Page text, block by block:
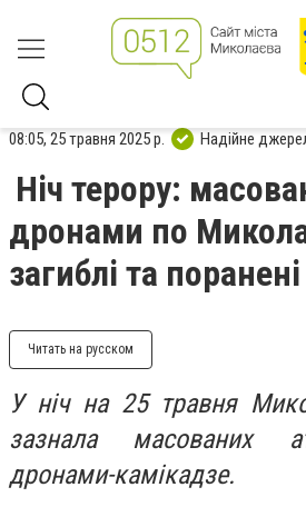
08:05, 25 травня 2025 р. Надійне
Ніч терору:
дронами по
загиблі та поранені
Читать на русском
У ніч на 25 травня
зазнала масованих
дронами-камікадзе.